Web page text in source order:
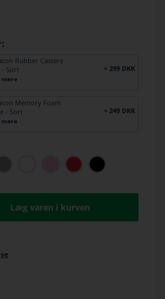
Rubber Casters
- Sort
+ 299 DKK
Memory Foam
- Sort
+ 249 DKK
Læg varen i kurven